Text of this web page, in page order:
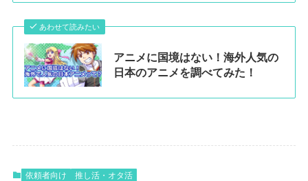
あわせて読みたい
アニメに国境はない！海外人気の
日本のアニメを調べてみた！
依頼者向け 推し活・オタ活